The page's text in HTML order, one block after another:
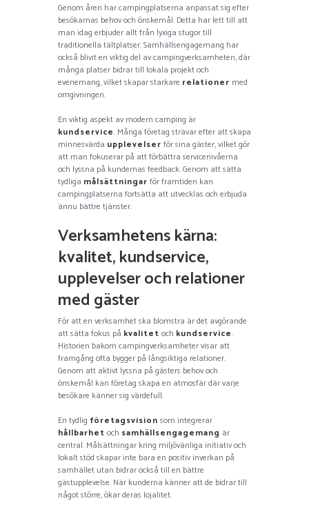
Genom åren har campingplatserna anpassat sig efter
besökarnas behov och önskemål. Detta har lett till att
man idag erbjuder allt från lyxiga stugor till
traditionella tältplatser. Samhällsengagemang har
också blivit en viktig del av campingverksamheten, där
många platser bidrar till lokala projekt och
evenemang, vilket skapar starkare relationer med
omgivningen.
En viktig aspekt av modern camping är
kundservice. Många företag strävar efter att skapa
minnesvärda upplevelser för sina gäster, vilket gör
att man fokuserar på att förbättra servicenivåerna
och lyssna på kundernas feedback. Genom att sätta
tydliga målsättningar för framtiden kan
campingplatserna fortsätta att utvecklas och erbjuda
ännu bättre tjänster.
Verksamhetens kärna:
kvalitet, kundservice,
upplevelser och relationer
med gäster
För att en verksamhet ska blomstra är det avgörande
att sätta fokus på kvalitet och kundservice.
Historien bakom campingverksamheter visar att
framgång ofta bygger på långsiktiga relationer.
Genom att aktivt lyssna på gästers behov och
önskemål kan företag skapa en atmosfär där varje
besökare känner sig värdefull.
En tydlig företagsvision som integrerar
hållbarhet och samhällsengagemang är
central. Målsättningar kring miljövänliga initiativ och
lokalt stöd skapar inte bara en positiv inverkan på
samhället utan bidrar också till en bättre
gästupplevelse. När kunderna känner att de bidrar till
något större, ökar deras lojalitet.